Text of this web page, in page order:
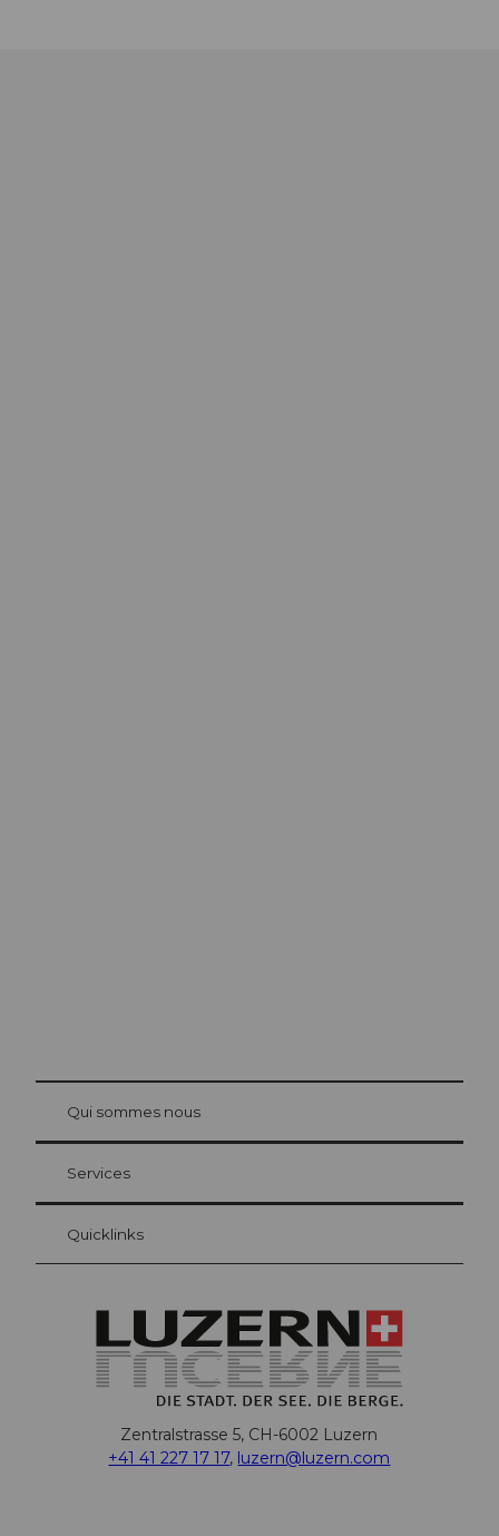
Carte d’hôte Lucerne
Vos avantages en tant qu'hôte pour la nuit
at Bre
Qui sommes nous
Services
Quicklinks
Zentralstrasse 5, CH-6002 Luzern
+41 41 227 17 17, luzern@luzern.com